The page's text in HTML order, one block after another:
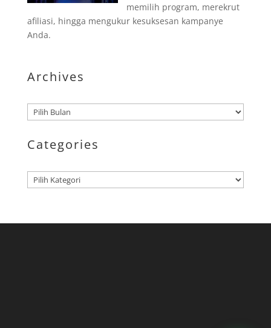
memilih program, merekrut
afiliasi, hingga mengukur kesuksesan kampanye
Anda.
Archives
Arsip
Categories
Kategori